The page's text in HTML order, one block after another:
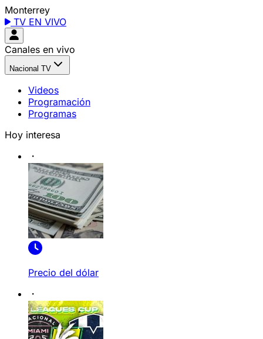
Monterrey
TV EN VIVO
Canales en vivo
Nacional TV
Videos
Programación
Programas
Hoy interesa
Precio del dólar